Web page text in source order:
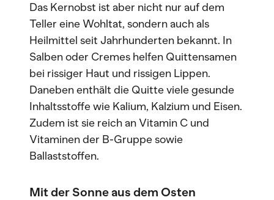
Das Kernobst ist aber nicht nur auf dem
Teller eine Wohltat, sondern auch als
Heilmittel seit Jahrhunderten bekannt. In
Salben oder Cremes helfen Quittensamen
bei rissiger Haut und rissigen Lippen.
Daneben enthält die Quitte viele gesunde
Inhaltsstoffe wie Kalium, Kalzium und Eisen.
Zudem ist sie reich an Vitamin C und
Vitaminen der B-Gruppe sowie
Ballaststoffen.
Mit der Sonne aus dem Osten